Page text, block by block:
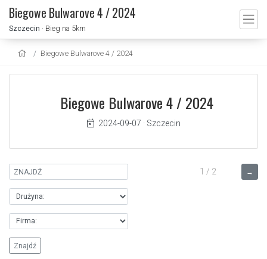
Biegowe Bulwarove 4 / 2024
Szczecin · Bieg na 5km
Biegowe Bulwarove 4 / 2024
Biegowe Bulwarove 4 / 2024
2024-09-07 · Szczecin
→
1 / 2